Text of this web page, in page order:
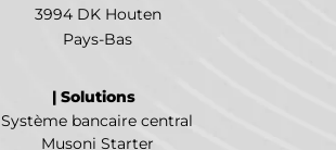
3994 DK Houten
Pays-Bas
| Solutions
Système bancaire central
Musoni Starter